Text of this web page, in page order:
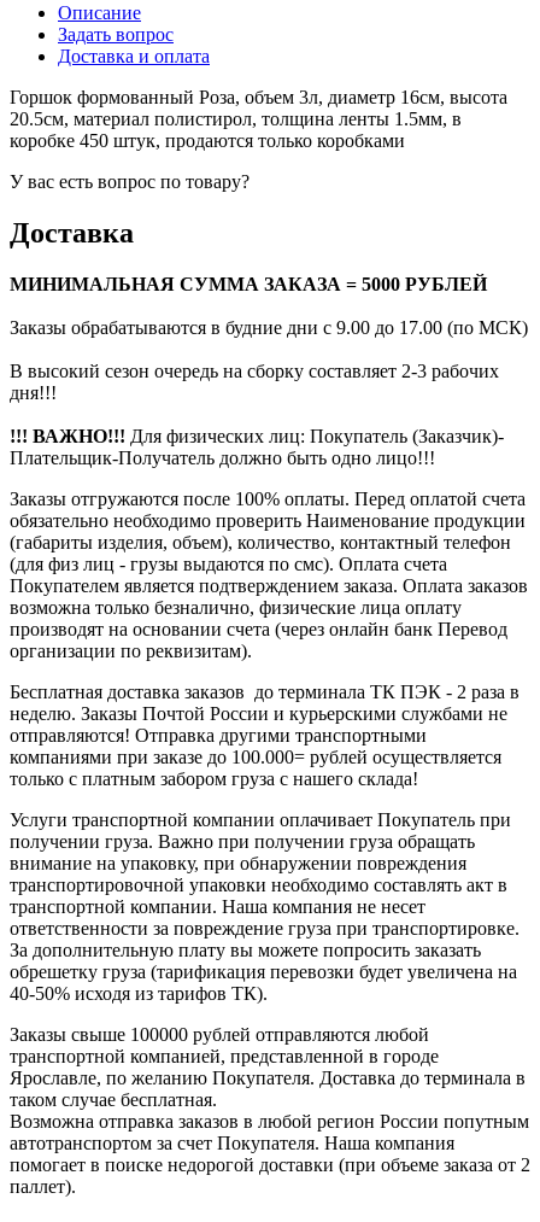
Описание
Задать вопрос
Доставка и оплата
Горшок формованный Роза, объем 3л, диаметр 16см, высота
20.5см, материал полистирол, толщина ленты 1.5мм, в
коробке 450 штук, продаются только коробками
У вас есть вопрос по товару?
Доставка
МИНИМАЛЬНАЯ СУММА ЗАКАЗА = 5000 РУБЛЕЙ
Заказы обрабатываются в будние дни с 9.00 до 17.00 (по МСК)
В высокий сезон очередь на сборку составляет 2-3 рабочих
дня!!!
!!! ВАЖНО!!! Для физических лиц: Покупатель (Заказчик)-
Плательщик-Получатель должно быть одно лицо!!!
Заказы отгружаются после 100% оплаты. Перед оплатой счета
обязательно необходимо проверить Наименование продукции
(габариты изделия, объем), количество, контактный телефон
(для физ лиц - грузы выдаются по смс). Оплата счета
Покупателем является подтверждением заказа. Оплата заказов
возможна только безналично, физические лица оплату
производят на основании счета (через онлайн банк Перевод
организации по реквизитам).
Бесплатная доставка заказов до терминала ТК ПЭК - 2 раза в
неделю. Заказы Почтой России и курьерскими службами не
отправляются! Отправка другими транспортными
компаниями при заказе до 100.000= рублей осуществляется
только с платным забором груза с нашего склада!
Услуги транспортной компании оплачивает Покупатель при
получении груза. Важно при получении груза обращать
внимание на упаковку, при обнаружении повреждения
транспортировочной упаковки необходимо составлять акт в
транспортной компании. Наша компания не несет
ответственности за повреждение груза при транспортировке.
За дополнительную плату вы можете попросить заказать
обрешетку груза (тарификация перевозки будет увеличена на
40-50% исходя из тарифов ТК).
Заказы свыше 100000 рублей отправляются любой
транспортной компанией, представленной в городе
Ярославле, по желанию Покупателя. Доставка до терминала в
таком случае бесплатная.
Возможна отправка заказов в любой регион России попутным
автотранспортом за счет Покупателя. Наша компания
помогает в поиске недорогой доставки (при объеме заказа от 2
паллет).